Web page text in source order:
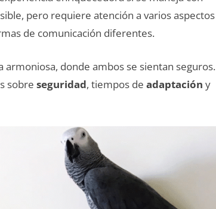
pero requiere atención a varios aspectos
de comunicación diferentes.
armoniosa, donde ambos se sientan seguros.
sobre seguridad, tiempos de adaptación y